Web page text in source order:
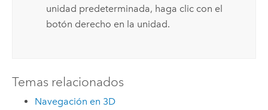
unidad predeterminada, haga clic con el
botón derecho en la unidad.
Temas relacionados
Navegación en 3D